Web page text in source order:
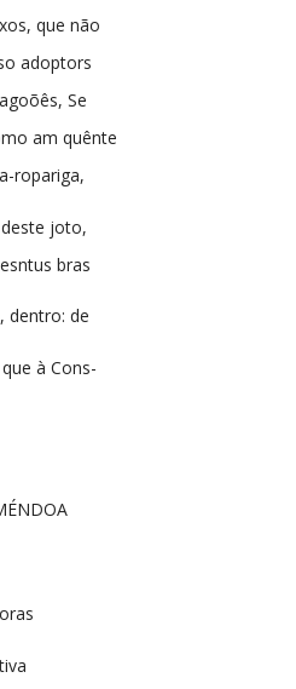
que não
adoptors
Se
am quênte
ropariga,
joto,
bras
dentro: de
à Cons-